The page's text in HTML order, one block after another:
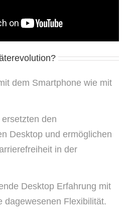
dem Smartphone wie mit
den
Desktop und ermöglichen
in der
Desktop Erfahrung mit
dagewesenen Flexibilität.